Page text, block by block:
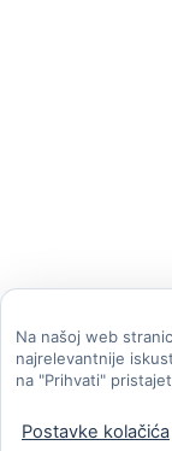
Na našoj web
najrelevantnije
na "Prihvati"
Postavke kolačića